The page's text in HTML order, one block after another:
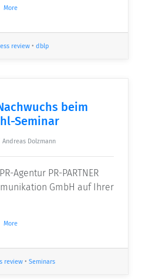
More
review• dblp
beim
Seminar
Andreas Dolzmann
Agentur PR-PARTNER
GmbH auf Ihrer
More
review • Seminars